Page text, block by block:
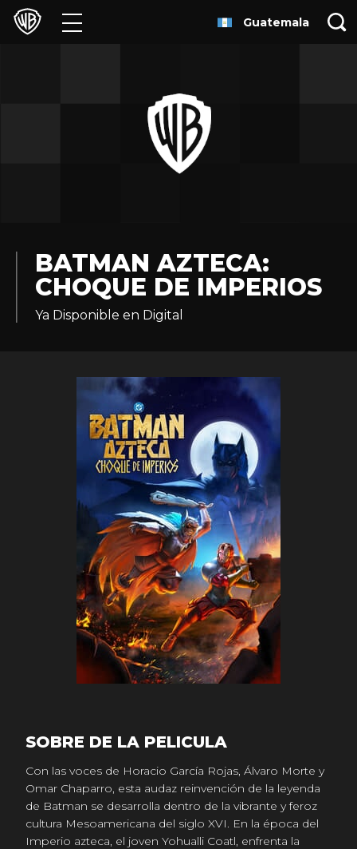
Películas
Juegos y Aplicaciones
Experiencias
Guatemala
BATMAN AZTECA:
CHOQUE DE IMPERIOS
Ya Disponible en Digital
SOBRE DE LA PELICULA
Con las voces de Horacio García Rojas, Álvaro Morte y
Omar Chaparro, esta audaz reinvención de la leyenda
de Batman se desarrolla dentro de la vibrante y feroz
cultura Mesoamericana del siglo XVI. En la época del
Imperio azteca, el joven Yohualli Coatl, enfrenta la